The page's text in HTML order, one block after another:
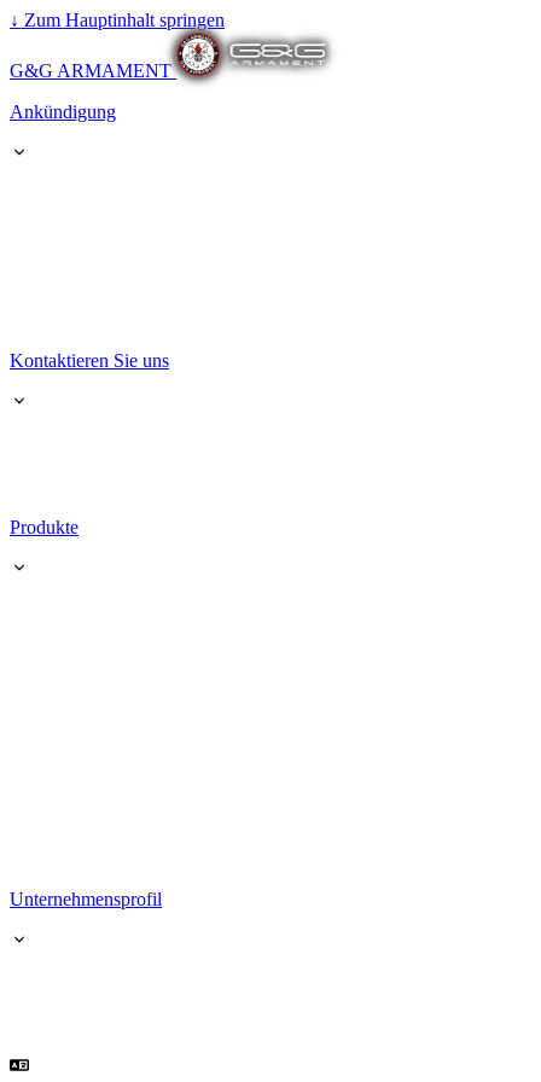
↓ Zum Hauptinhalt springen
G&G ARMAMENT
Ankündigung
Kontaktieren Sie uns
Produkte
Unternehmensprofil